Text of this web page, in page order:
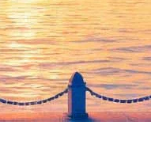
в прямом
из новой
со